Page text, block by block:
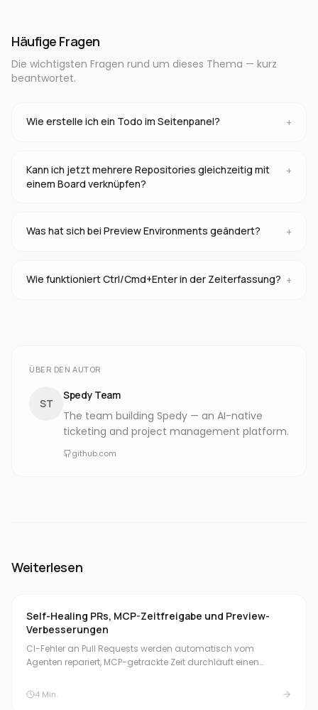
Häufige Fragen
Die wichtigsten Fragen rund um dieses Thema — kurz
beantwortet.
Wie erstelle ich ein Todo im Seitenpanel? +
Kann ich jetzt mehrere Repositories gleichzeitig mit
einem Board verknüpfen?
+
Was hat sich bei Preview Environments geändert? +
Wie funktioniert Ctrl/Cmd+Enter in der Zeiterfassung? +
ÜBER DEN AUTOR
ST
Spedy Team
The team building Spedy — an AI-native
ticketing and project management platform.
github.com
Weiterlesen
Self-Healing PRs, MCP-Zeitfreigabe und Preview-
Verbesserungen
CI-Fehler an Pull Requests werden automatisch vom
Agenten repariert, MCP-getrackte Zeit durchläuft einen
eine Adressleiste, Reset-Funktion und ein Dashboard für
laufende Previews.
4 Min.